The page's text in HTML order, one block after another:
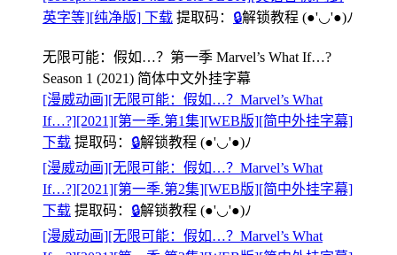
英字等][纯净版] 下载 提取码： 🔒解锁教程 (●'◡'●)ﾉ
无限可能：假如…？第一季 Marvel’s What If…?
Season 1 (2021) 简体中文外挂字幕
[漫威动画][无限可能：假如…？Marvel’s What
If…?][2021][第一季.第1集][WEB版][简中外挂字幕]
下载 提取码： 🔒解锁教程 (●'◡'●)ﾉ
[漫威动画][无限可能：假如…？Marvel’s What
If…?][2021][第一季.第2集][WEB版][简中外挂字幕]
下载 提取码： 🔒解锁教程 (●'◡'●)ﾉ
[漫威动画][无限可能：假如…？Marvel’s What